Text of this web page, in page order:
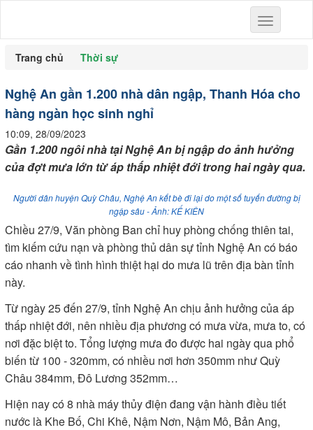
Toggle
navigation
Trang chủ
Thời sự
Nghệ An gần 1.200 nhà dân ngập, Thanh Hóa cho
hàng ngàn học sinh nghỉ
10:09, 28/09/2023
Gần 1.200 ngôi nhà tại Nghệ An bị ngập do ảnh hưởng
của đợt mưa lớn từ áp thấp nhiệt đới trong hai ngày qua.
Người dân huyện Quỳ Châu, Nghệ An kết bè đi lại do một số tuyến đường bị
ngập sâu - Ảnh: KẾ KIÊN
Chiều 27/9, Văn phòng Ban chỉ huy phòng chống thiên tai,
tìm kiếm cứu nạn và phòng thủ dân sự tỉnh Nghệ An có báo
cáo nhanh về tình hình thiệt hại do mưa lũ trên địa bàn tỉnh
này.
Từ ngày 25 đến 27/9, tỉnh Nghệ An chịu ảnh hưởng của áp
thấp nhiệt đới, nên nhiều địa phương có mưa vừa, mưa to, có
nơi đặc biệt to. Tổng lượng mưa đo được hai ngày qua phổ
biến từ 100 - 320mm, có nhiều nơi hơn 350mm như Quỳ
Châu 384mm, Đô Lương 352mm…
Hiện nay có 8 nhà máy thủy điện đang vận hành điều tiết
nước là Khe Bố, Chi Khê, Nậm Nơn, Nậm Mô, Bản Ang,